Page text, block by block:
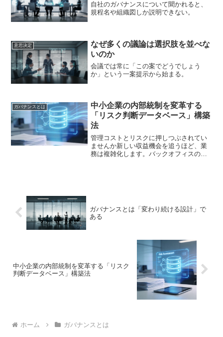
自社のガバナンスについて聞かれると、
規程名や組織図しか説明できない。
意思決定
なぜ多くの議論は選択肢を並べな
いのか
会議では常に「この案でどうでしょう
か」という一案提示から始まる。
ガバナンスとは
中小企業の内部統制を変革する
「リスク判断データベース」構築
法
管理コストとリスクに押しつぶされてい
ませんか新しい収益機会を追うほど、業
務は複雑化します。バックオフィスの管
ガバナンスとは「変わり続ける設計」で
ある
中小企業の内部統制を変革する「リスク
判断データベース」構築法
ホーム ガバナンスとは